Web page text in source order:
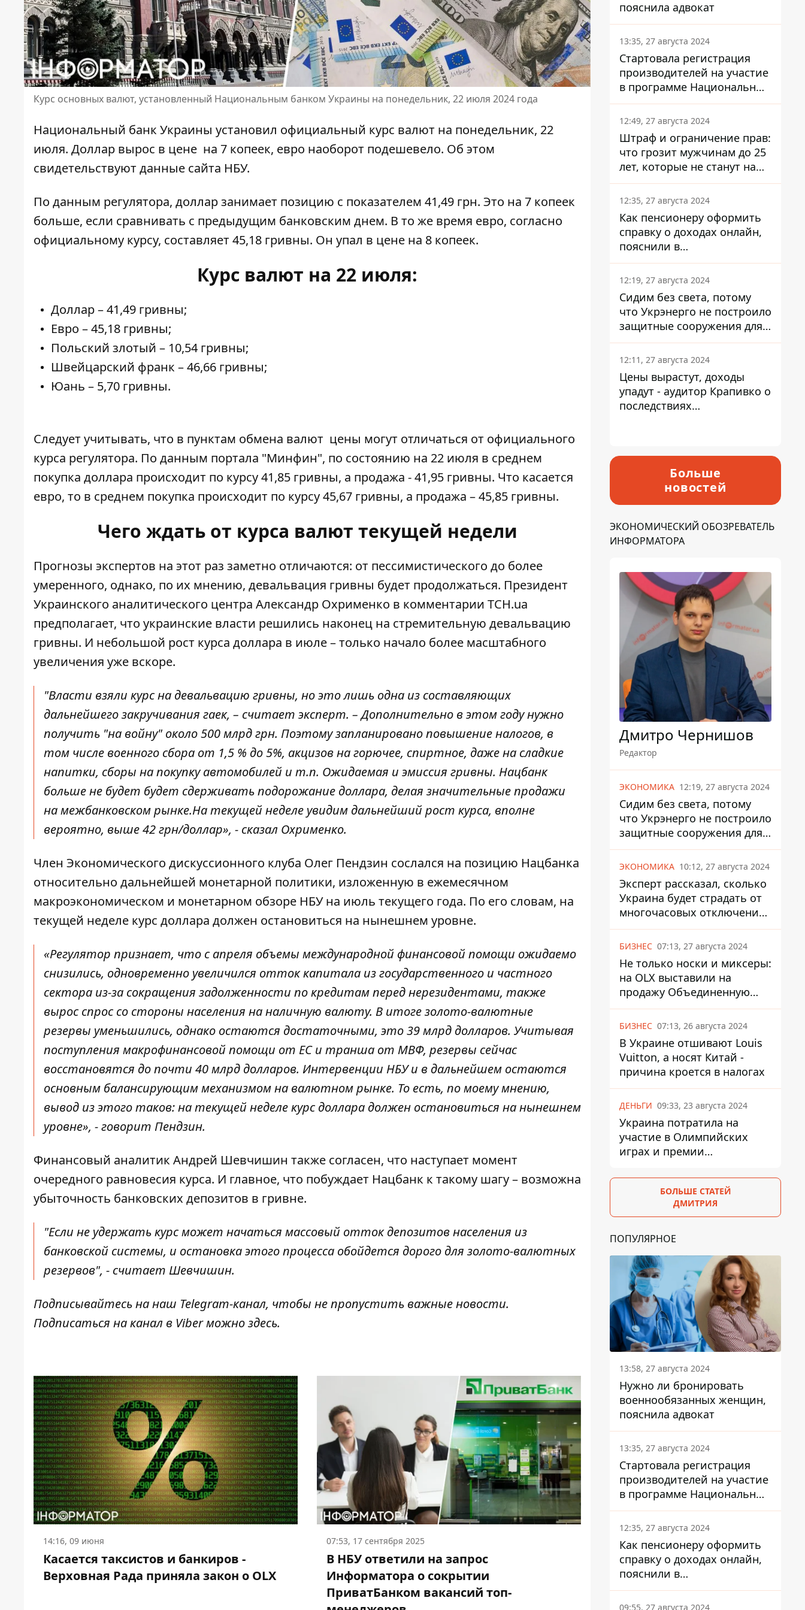
Курс основных валют, установленный Национальным банком Украины на понедельник, 22 июля 2024 года
Национальный банк Украины установил официальный курс валют на понедельник, 22
июля. Доллар вырос в цене на 7 копеек, евро наоборот подешевело. Об этом
свидетельствуют данные сайта НБУ.
По данным регулятора, доллар занимает позицию с показателем 41,49 грн. Это на 7 копеек
больше, если сравнивать с предыдущим банковским днем. В то же время евро, согласно
официальному курсу, составляет 45,18 гривны. Он упал в цене на 8 копеек.
Курс валют на 22 июля:
Доллар – 41,49 гривны;
Евро – 45,18 гривны;
Польский злотый – 10,54 гривны;
Швейцарский франк – 46,66 гривны;
Юань – 5,70 гривны.
Следует учитывать, что в пунктам обмена валют цены могут отличаться от официального
курса регулятора. По данным портала "Минфин", по состоянию на 22 июля в среднем
покупка доллара происходит по курсу 41,85 гривны, а продажа - 41,95 гривны. Что касается
евро, то в среднем покупка происходит по курсу 45,67 гривны, а продажа – 45,85 гривны.
Чего ждать от курса валют текущей недели
Прогнозы экспертов на этот раз заметно отличаются: от пессимистического до более
умеренного, однако, по их мнению, девальвация гривны будет продолжаться. Президент
Украинского аналитического центра Александр Охрименко в комментарии ТСН.ua
предполагает, что украинские власти решились наконец на стремительную девальвацию
гривны. И небольшой рост курса доллара в июле – только начало более масштабного
увеличения уже вскоре.
"Власти взяли курс на девальвацию гривны, но это лишь одна из составляющих
дальнейшего закручивания гаек, – считает эксперт. – Дополнительно в этом году нужно
получить "на войну" около 500 млрд грн. Поэтому запланировано повышение налогов, в
том числе военного сбора от 1,5 % до 5%, акцизов на горючее, спиртное, даже на сладкие
напитки, сборы на покупку автомобилей и т.п. Ожидаемая и эмиссия гривны. Нацбанк
больше не будет будет сдерживать подорожание доллара, делая значительные продажи
на межбанковском рынке.На текущей неделе увидим дальнейший рост курса, вполне
вероятно, выше 42 грн/доллар», - сказал Охрименко.
Член Экономического дискуссионного клуба Олег Пендзин сослался на позицию Нацбанка
относительно дальнейшей монетарной политики, изложенную в ежемесячном
макроэкономическом и монетарном обзоре НБУ на июль текущего года. По его словам, на
текущей неделе курс доллара должен остановиться на нынешнем уровне.
«Регулятор признает, что с апреля объемы международной финансовой помощи ожидаемо
снизились, одновременно увеличился отток капитала из государственного и частного
сектора из-за сокращения задолженности по кредитам перед нерезидентами, также
вырос спрос со стороны населения на наличную валюту. В итоге золото-валютные
резервы уменьшились, однако остаются достаточными, это 39 млрд долларов. Учитывая
поступления макрофинансовой помощи от ЕС и транша от МВФ, резервы сейчас
восстановятся до почти 40 млрд долларов. Интервенции НБУ и в дальнейшем остаются
основным балансирующим механизмом на валютном рынке. То есть, по моему мнению,
вывод из этого таков: на текущей неделе курс доллара должен остановиться на нынешнем
уровне», - говорит Пендзин.
Финансовый аналитик Андрей Шевчишин также согласен, что наступает момент
очередного равновесия курса. И главное, что побуждает Нацбанк к такому шагу – возможна
убыточность банковских депозитов в гривне.
"Если не удержать курс может начаться массовый отток депозитов населения из
банковской системы, и остановка этого процесса обойдется дорого для золото-валютных
резервов", - считает Шевчишин.
Подписывайтесь на наш Telegram-канал, чтобы не пропустить важные новости.
Подписаться на канал в Viber можноздесь.
14:16, 09 июня
Касается таксистов и банкиров -
Верховная Рада приняла закон о OLX
07:53, 17 сентября 2025
В НБУ ответили на запрос
Информатора о сокрытии
ПриватБанком вакансий топ-
пояснила адвокат
13:35, 27 августа 2024
Стартовала регистрация
производителей на участие
в программе Национальный
кэшбек: как это сделать
через портал Дія
12:49, 27 августа 2024
Штраф и ограничение прав:
что грозит мужчинам до 25
лет, которые не станут на
военный учет
12:35, 27 августа 2024
Как пенсионеру оформить
справку о доходах онлайн,
пояснили в
Минсоцполитики
12:19, 27 августа 2024
Сидим без света, потому
что Укрэнерго не построило
защитные сооружения для
энергетики - нардеп
Кучеренко
12:11, 27 августа 2024
Цены вырастут, доходы
упадут - аудитор Крапивко о
последствиях
Больше
новостей
ЭКОНОМИЧЕСКИЙ ОБОЗРЕВАТЕЛЬ
ИНФОРМАТОРА
Дмитро Чернишов
Редактор
ЭКОНОМИКА 12:19, 27 августа 2024
Сидим без света, потому
что Укрэнерго не построило
защитные сооружения для
энергетики - нардеп
Кучеренко
ЭКОНОМИКА 10:12, 27 августа 2024
Эксперт рассказал, сколько
Украина будет страдать от
многочасовых отключений
света
БИЗНЕС 07:13, 27 августа 2024
Не только носки и миксеры:
на OLX выставили на
продажу Объединенную
Горно-Химическую
Компанию за многие
миллиарды
БИЗНЕС 07:13, 26 августа 2024
В Украине отшивают Louis
Vuitton, а носят Китай -
причина кроется в налогах
ДЕНЬГИ 09:33, 23 августа 2024
Украина потратила на
участие в Олимпийских
играх и премии
БОЛЬШЕ СТАТЕЙ
ДМИТРИЯ
ПОПУЛЯРНОЕ
13:58, 27 августа 2024
Нужно ли бронировать
военнообязанных женщин,
пояснила адвокат
13:35, 27 августа 2024
Стартовала регистрация
производителей на участие
в программе Национальный
кэшбек: как это сделать
через портал Дія
12:35, 27 августа 2024
Как пенсионеру оформить
справку о доходах онлайн,
пояснили в
Минсоцполитики
09:55, 27 августа 2024